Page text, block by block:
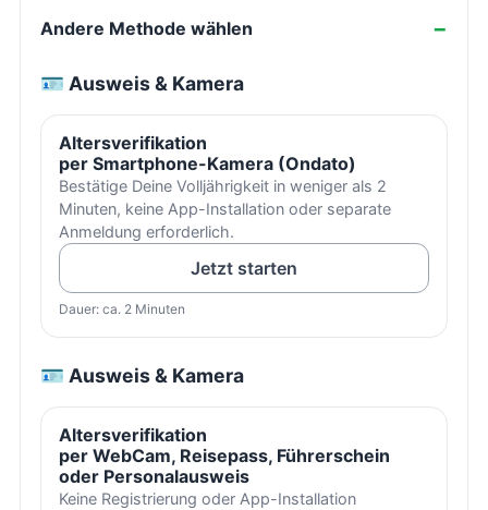
Andere Methode wählen
🪪 Ausweis & Kamera
Altersverifikation
per Smartphone-Kamera (Ondato)
Bestätige Deine Volljährigkeit in weniger als 2
Minuten, keine App-Installation oder separate
Anmeldung erforderlich.
Jetzt starten
Dauer: ca. 2 Minuten
🪪 Ausweis & Kamera
Altersverifikation
per WebCam, Reisepass, Führerschein
oder Personalausweis
Keine Registrierung oder App-Installation